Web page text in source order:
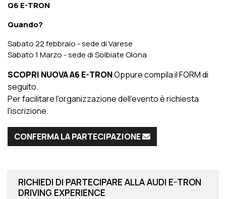
Q6 E-TRON
Quando?
Sabato 22 febbraio - sede di Varese
Sabato 1 Marzo - sede di Solbiate Olona
SCOPRI NUOVA A6 E-TRONOppure compila il FORM di
seguito.
Per facilitare l'organizzazione dell'evento è richiesta
l'iscrizione.
CONFERMA LA PARTECIPAZIONE
RICHIEDI DI PARTECIPARE ALLA AUDI E-TRON
DRIVING EXPERIENCE